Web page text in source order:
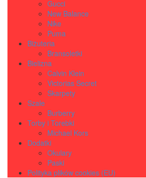
Gucci
New Balance
Nike
Puma
Biżuteria
Bransoletki
Bielizna
Calvin Klein
Victorias Secret
Skarpety
Szale
Burberry
Torby i Torebki
Michael Kors
Dodatki
Okulary
Paski
Polityka plików cookies (EU)